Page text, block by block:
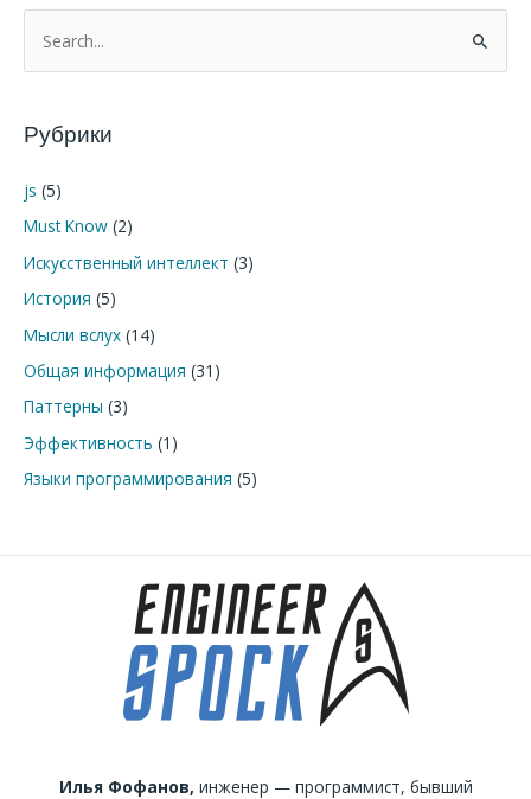
о
с
:
Рубрики
js (5)
Must Know (2)
Искусственный интеллект (3)
История (5)
Мысли вслух (14)
Общая информация (31)
Паттерны (3)
Эффективность (1)
Языки программирования (5)
Илья Фофанов, инженер — программист, бывший